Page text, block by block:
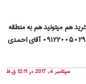
هم میتونید هم به منطقه
ما بیایید تا هم گله ای خرید کنید هم تکی، برای هماهنگی با شماره ۰۹۱۲۲۰۰۵۰۲۹ آقای احمدی
سپتامبر 4, 2017 در 12:11 ق.ظ